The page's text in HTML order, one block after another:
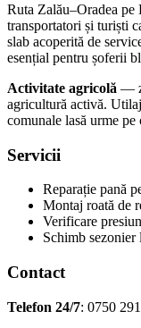
Ruta Zalău–Oradea
transportatori și turiști
slab acoperită de
esențial pentru șoferii
Activitate agricolă —
agricultură activă.
comunale lasă urme
Servicii
Reparație pană
Montaj roată de
Verificare
Schimb
Contact
Telefon 24/7: 0750